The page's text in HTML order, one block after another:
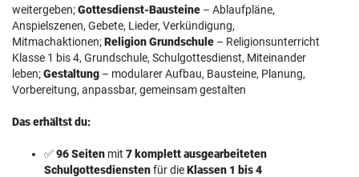
weitergeben;Gottesdienst-Bausteine – Ablaufpläne,
Anspielszenen, Gebete, Lieder, Verkündigung,
Mitmachaktionen;Religion Grundschule – Religionsunterricht
Klasse 1 bis 4, Grundschule, Schulgottesdienst, Miteinander
leben;Gestaltung – modularer Aufbau, Bausteine, Planung,
Vorbereitung, anpassbar, gemeinsam gestalten
Das erhältst du:
✅96 Seiten mit 7 komplett ausgearbeiteten
Schulgottesdienstenfür dieKlassen 1 bis 4